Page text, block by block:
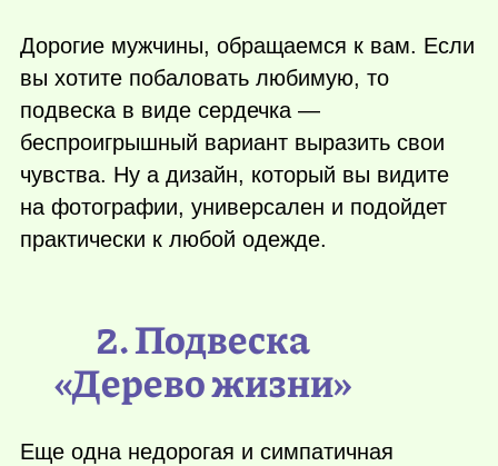
Дорогие мужчины, обращаемся к вам. Если
вы хотите побаловать любимую, то
подвеска в виде сердечка —
беспроигрышный вариант выразить свои
чувства. Ну а дизайн, который вы видите
на фотографии, универсален и подойдет
практически к любой одежде.
2. Подвеска
«Дерево жизни»
Еще одна недорогая и симпатичная